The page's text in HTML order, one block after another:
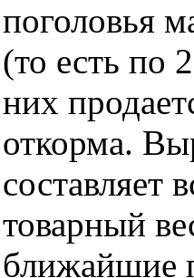
поголовья
(то есть по
них
откорма.
составляет
товарный
ближайшие